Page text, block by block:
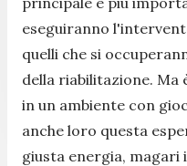
eseguiranno
quelli che si
della riabilitazione. Ma
in un ambiente con
anche loro questa
giusta energia, magari